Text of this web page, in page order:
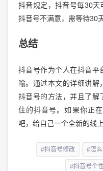
抖音规定，抖音号每30
抖音号不满意，需等待30
总结
抖音号作为个人在抖音平
喻。通过本文的详细讲
抖音号的方法，并且了解
住的抖音号。如果你正
吧，给自己一个全新的线上
#抖音号修改 #怎
#抖音号个